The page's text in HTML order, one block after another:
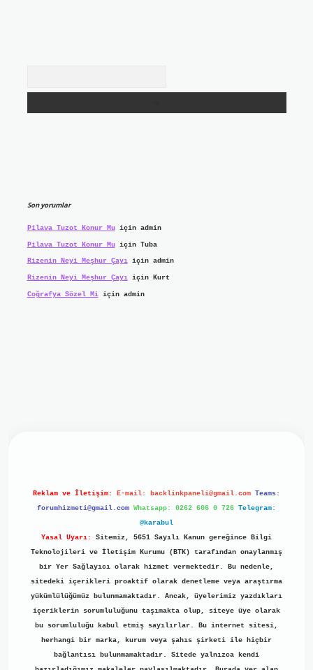
Son yorumlar
Pilava Tuzot Konur Muiçin admin
Pilava Tuzot Konur Muiçin Tuba
Rizenin Neyi Meşhur Çayıiçin admin
Rizenin Neyi Meşhur Çayıiçin Kurt
Coğrafya Sözel Miiçin admin
Reklam ve İletişim: E-mail: backlinkpaneli@gmail.com Teams:
forumhizmeti@gmail.com Whatsapp: 0262 606 0 726 Telegram:
@karabul
Yasal Uyarı:
Sitemiz, 5651 Sayılı Kanun gereğince Bilgi
Teknolojileri ve İletişim Kurumu (BTK) tarafından onaylanmış
bir Yer Sağlayıcı olarak hizmet vermektedir. Bu nedenle,
sitedeki içerikleri proaktif olarak denetleme veya araştırma
yükümlülüğümüz bulunmamaktadır. Ancak, üyelerimiz yazdıkları
içeriklerin sorumluluğunu taşımakta olup, siteye üye olarak
bu sorumluluğu kabul etmiş sayılırlar. Bu internet sitesi,
herhangi bir marka, kurum veya şahıs şirketi ile hiçbir
bağlantısı bulunmamaktadır. Sitede yalnızca kendi